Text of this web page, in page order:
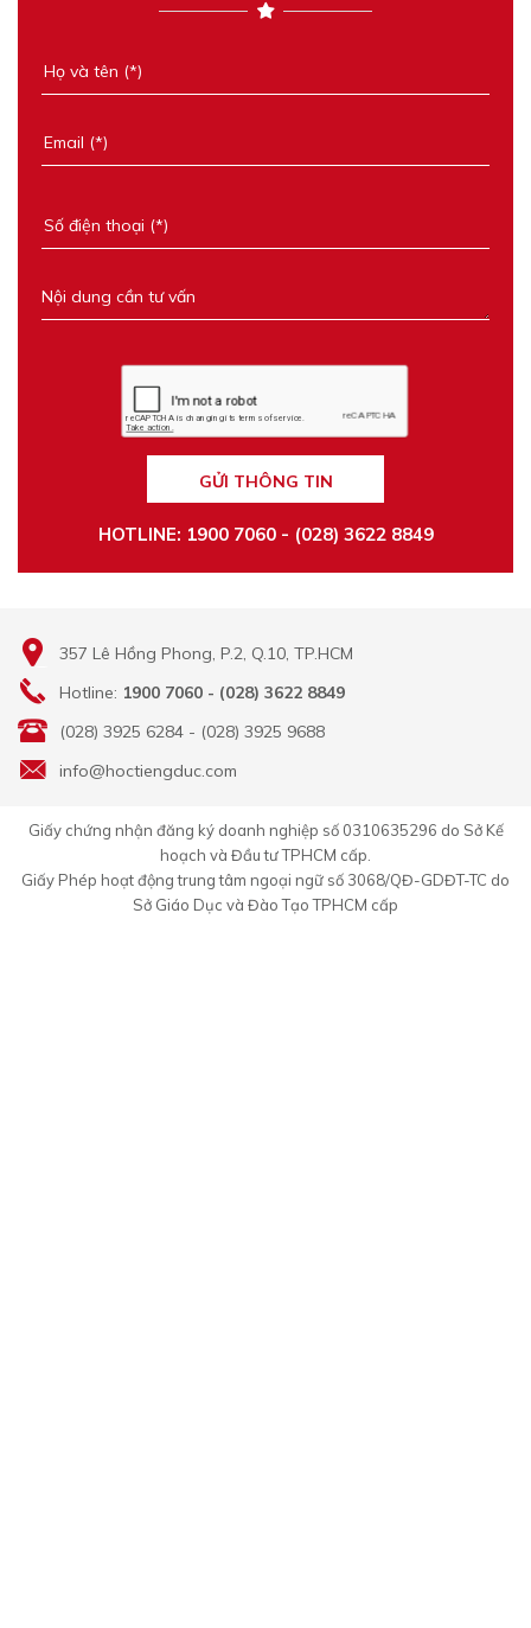
GỬI THÔNG TIN
HOTLINE: 1900 7060 - (028) 3622 8849
357 Lê Hồng Phong, P.2, Q.10, TP.HCM
Hotline: 1900 7060 - (028) 3622 8849
(028) 3925 6284 - (028) 3925 9688
info@hoctiengduc.com
Giấy chứng nhận đăng ký doanh nghiệp số 0310635296 do Sở Kế
hoạch và Đầu tư TPHCM cấp.
Giấy Phép hoạt động trung tâm ngoại ngữ số 3068/QĐ-GDĐT-TC do
Sở Giáo Dục và Đào Tạo TPHCM cấp